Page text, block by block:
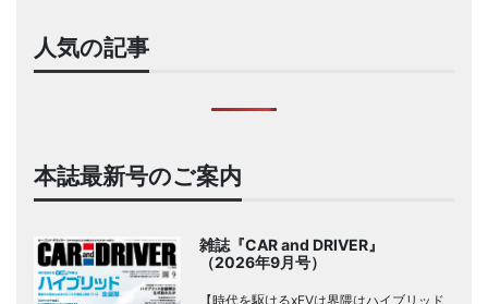
人気の記事
本誌最新号のご案内
雑誌『CAR and DRIVER』
（2026年9月号）
【時代を駆けるxEVは界隈はハイブリッド